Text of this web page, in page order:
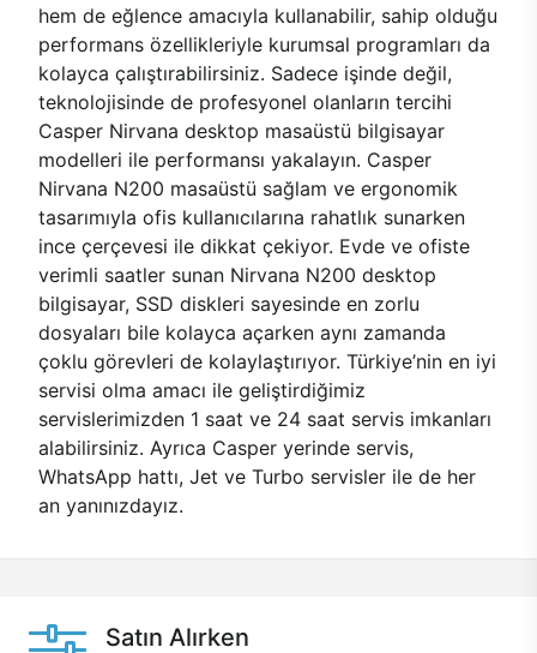
hem de eğlence amacıyla kullanabilir, sahip olduğu
performans özellikleriyle kurumsal programları da
kolayca çalıştırabilirsiniz. Sadece işinde değil,
teknolojisinde de profesyonel olanların tercihi
Casper Nirvana desktop masaüstü bilgisayar
modelleri ile performansı yakalayın. Casper
Nirvana N200 masaüstü sağlam ve ergonomik
tasarımıyla ofis kullanıcılarına rahatlık sunarken
ince çerçevesi ile dikkat çekiyor. Evde ve ofiste
verimli saatler sunan Nirvana N200 desktop
bilgisayar, SSD diskleri sayesinde en zorlu
dosyaları bile kolayca açarken aynı zamanda
çoklu görevleri de kolaylaştırıyor. Türkiye’nin en iyi
servisi olma amacı ile geliştirdiğimiz
servislerimizden 1 saat ve 24 saat servis imkanları
alabilirsiniz. Ayrıca Casper yerinde servis,
WhatsApp hattı, Jet ve Turbo servisler ile de her
an yanınızdayız.
Satın Alırken